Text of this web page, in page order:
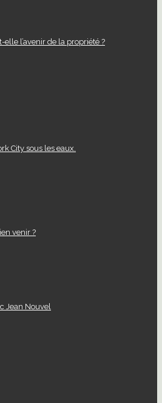
l’avenir de la propriété ?
City sous les eaux.
venir ?
Jean Nouvel